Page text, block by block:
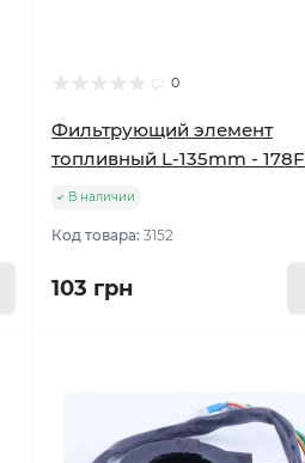
0
Фильтрующий элемент
топливный L-135mm - 178F
В наличии
Код товара:3152
103 грн